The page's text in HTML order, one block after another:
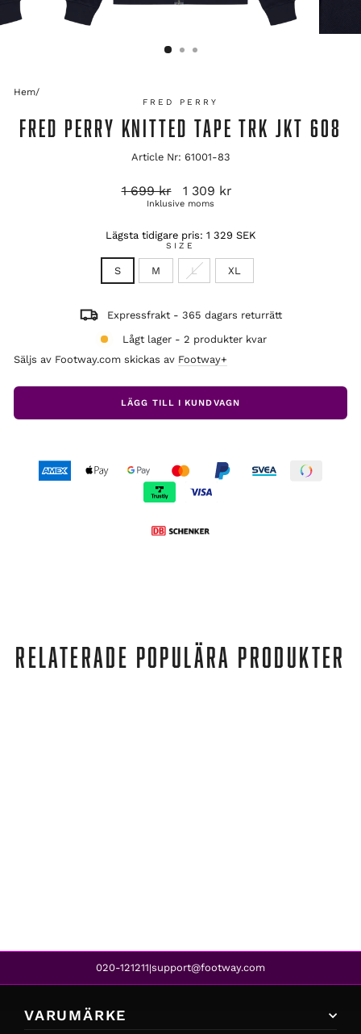
Hem/
FRED PERRY
FRED PERRY KNITTED TAPE TRK JKT 608
Article Nr: 61001-83
Ordinarie
1 699 kr Reapris
1 309 kr
Inklusive moms
Lägsta tidigare pris: 1 329 SEK
SIZE
S M L XL
Expressfrakt - 365 dagars returrätt
Lågt lager - 2 produkter kvar
Säljs av Footway.com skickas av Footway+
LÄGG TILL I KUNDVAGN
RELATERADE POPULÄRA PRODUKTER
020-121211|support@footway.com
VARUMÄRKE